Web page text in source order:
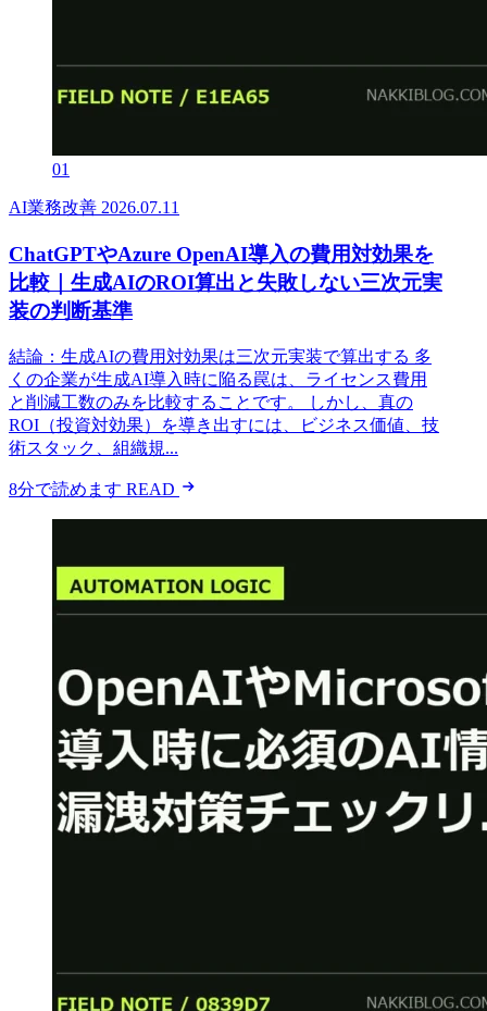
01
AI業務改善 2026.07.11
ChatGPTやAzure OpenAI導入の費用対効果を
比較｜生成AIのROI算出と失敗しない三次元実
装の判断基準
結論：生成AIの費用対効果は三次元実装で算出する 多
くの企業が生成AI導入時に陥る罠は、ライセンス費用
と削減工数のみを比較することです。 しかし、真の
ROI（投資対効果）を導き出すには、ビジネス価値、技
術スタック、組織規...
8分で読めます READ